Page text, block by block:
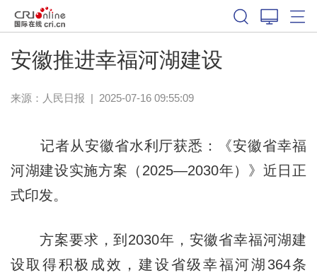
安徽推进幸福河湖建设
来源： 人民日报 | 2025-07-16 09:55:09
记者从安徽省水利厅获悉：《安徽省幸福
河湖建设实施方案（2025—2030年）》近日正
式印发。
方案要求，到2030年，安徽省幸福河湖建
设取得积极成效，建设省级幸福河湖364条